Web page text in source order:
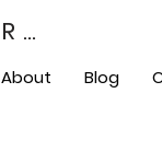
BÉGUINART
About Blog